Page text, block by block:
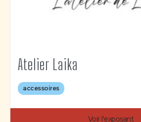
Atelier Laika
accessoires
Voir l'exposant